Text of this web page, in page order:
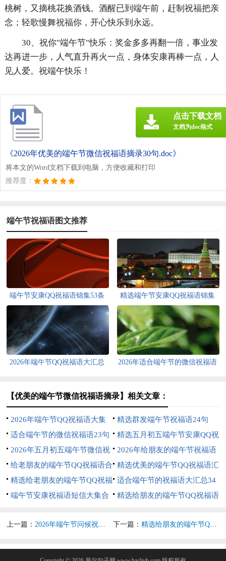
桃树，又摘桃花换酒钱。酒醒已到端午前，赶制祝福把亲
念；轻歌慢舞祝福你，开心快乐到永远。
30、祝你"端午节"快乐：奖金多多再翻一倍，事业发
达再进一步，人气直升再火一点，身体安康再棒一点，人
见人爱。祝端午快乐！
《2026年优美的端午节微信祝福语摘录30句.doc》
将本文的Word文档下载到电脑，方便收藏和打印
推荐度：
点击下载文档
文档为doc格式
端午节祝福语图文推荐
端午节安康QQ祝福语锦集53条
精选端午节安康QQ祝福语锦集
40条
2026年端午节QQ祝福语大汇总
2026年适合端午节的微信祝福语
【优美的端午节微信祝福语摘录】相关文章：
2026年端午节QQ祝福语大集
合55句
精选群发端午节祝福语24句
适合端午节的微信祝福语23句
精选五月初五端午节安康QQ祝
福语大集合52句
2026年五月初五端午节微信祝
福语24条
2026年给朋友的端午节祝福语
集锦56句
给老朋友的端午节QQ祝福语合
集42条
精选优美的端午节QQ祝福语汇
编39句
精选给老朋友的端午节QQ祝福
语25句
适合端午节的祝福语大汇总34
条
端午节安康祝福语短信大集合
精选给朋友的端午节QQ祝福语
上一篇： 2026年端午节问候祝福语短信汇编41句 下一篇： 精选给朋友的端午节QQ祝福语锦集56句